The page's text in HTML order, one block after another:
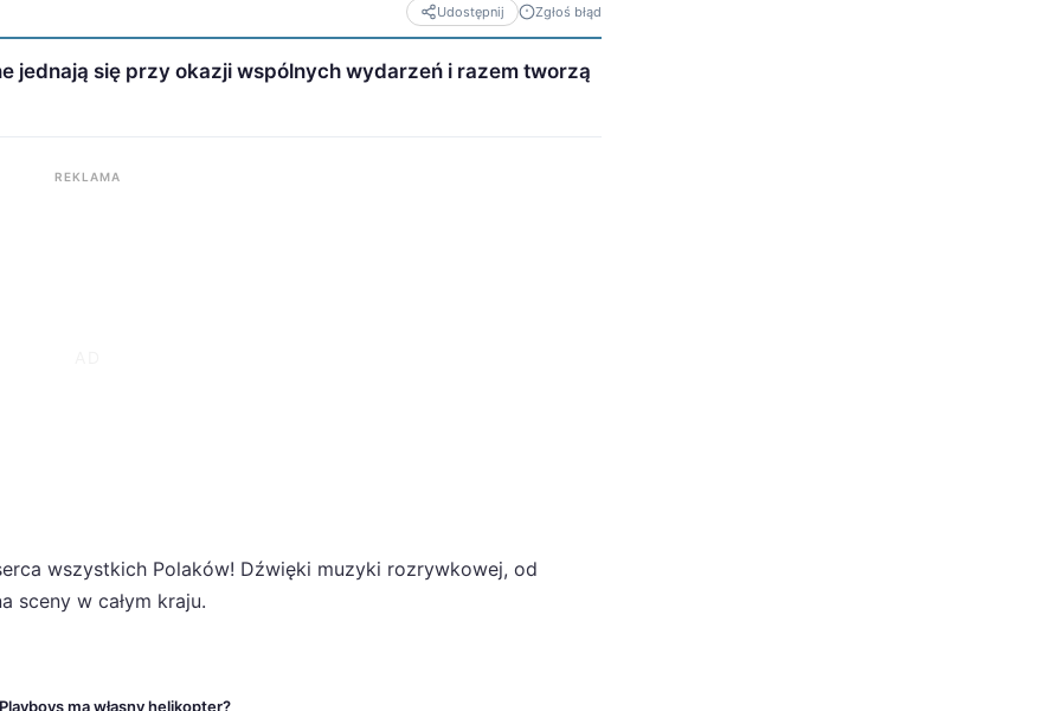
Udostępnij Zgłoś błąd
jednają się przy okazji wspólnych wydarzeń i razem tworzą
REKLAMA
wszystkich Polaków! Dźwięki muzyki rozrywkowej, od
sceny w całym kraju.
ma własny helikopter?